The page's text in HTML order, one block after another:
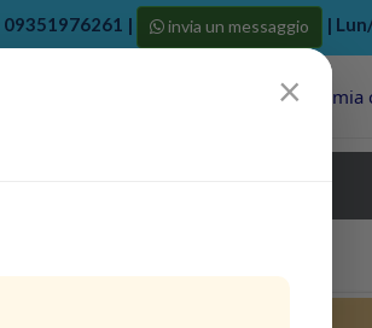
09351976261 | invia un messaggio |
Last Minute La
×